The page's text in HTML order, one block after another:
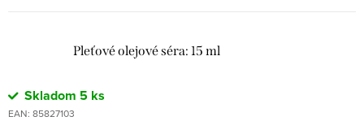
Pleťové olejové séra: 15 ml
Skladom 5 ks
EAN: 85827103